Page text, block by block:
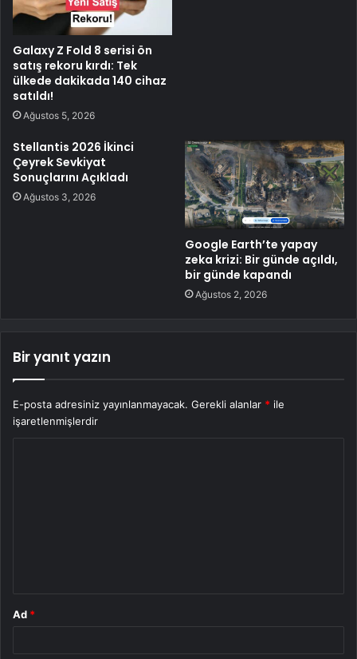
Galaxy Z Fold 8 serisi ön
satış rekoru kırdı: Tek
ülkede dakikada 140 cihaz
satıldı!
Ağustos 5, 2026
Stellantis 2026 İkinci
Çeyrek Sevkiyat
Sonuçlarını Açıkladı
Ağustos 3, 2026
Google Earth’te yapay
zeka krizi: Bir günde açıldı,
bir günde kapandı
Ağustos 2, 2026
Bir yanıt yazın
E-posta adresiniz yayınlanmayacak. Gerekli alanlar * ile
işaretlenmişlerdir
Ad *